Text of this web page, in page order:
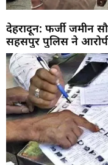
देहरादून: फर्जी जमीन
सहसपुर पुलिस ने